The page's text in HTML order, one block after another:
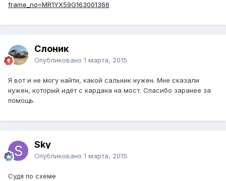
frame_no=MR1YX59G163001366
Слоник
Опубликовано 1 марта, 2015
Я вот и не могу найти, какой сальник нужен. Мне сказали
нужен, который идёт с кардана на мост. Спасибо заранее за
помощь.
Sky
Опубликовано 1 марта, 2015
Судя по схеме